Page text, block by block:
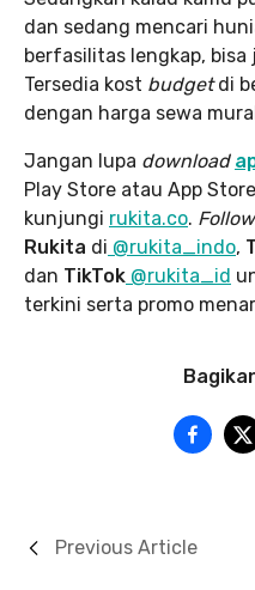
dan sedang mencari
berfasilitas lengkap, bisa
Tersedia kost budgetdi
dengan harga sewa
Jangan lupa download
Play Store atau App
kunjungi rukita.co. Follow
Rukita di @rukita_indo,
dan TikTok @rukita_id
terkini serta promo
Previous Article